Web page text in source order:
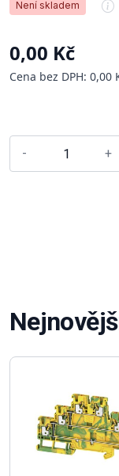
Není skladem
0,00 Kč
Cena bez DPH: 0,00
- +